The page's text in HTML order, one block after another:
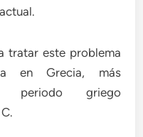
tratar este problema
en Grecia, más
periodo griego